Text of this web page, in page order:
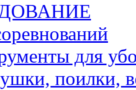
для
поилки,